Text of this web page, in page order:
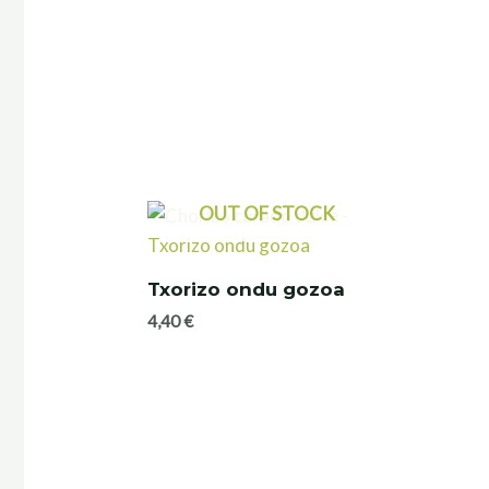
OUT OF STOCK
Txorizo ondu gozoa
4,40€